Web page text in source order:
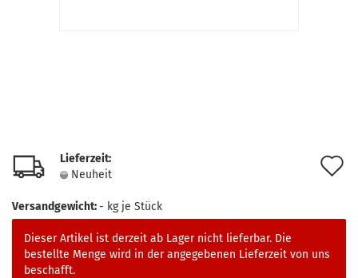
Lieferzeit:
Neuheit
Versandgewicht:- kg je Stück
Dieser Artikel ist derzeit ab Lager nicht lieferbar. Die
bestellte Menge wird in der angegebenen Lieferzeit von uns
beschafft.